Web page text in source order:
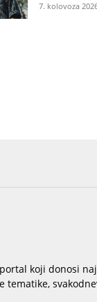
7. kolovoza
koji donosi
tematike,